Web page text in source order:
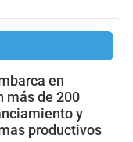
en
más de 200
y
productivos